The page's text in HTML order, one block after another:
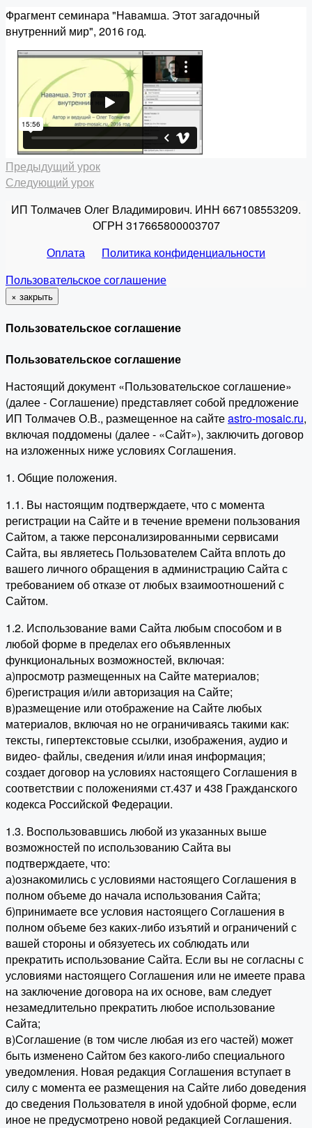
Фрагмент семинара "Навамша. Этот загадочный
внутренний мир", 2016 год.
Предыдущий урок
Следующий урок
ИП Толмачев Олег Владимирович. ИНН 667108553209.
ОГРН 317665800003707
Оплата
Политика конфиденциальности
Пользовательское соглашение
× закрыть
Пользовательское соглашение
Пользовательское соглашение
Настоящий документ «Пользовательское соглашение»
(далее - Соглашение) представляет собой предложение
ИП Толмачев О.В., размещенное на сайтеastro-mosaic.ru,
включая поддомены (далее - «Сайт»), заключить договор
на изложенных ниже условиях Соглашения.
1. Общие положения.
1.1. Вы настоящим подтверждаете, что с момента
регистрации на Сайте и в течение времени пользования
Сайтом, а также персонализированными сервисами
Сайта, вы являетесь Пользователем Сайта вплоть до
вашего личного обращения в администрацию Сайта с
требованием об отказе от любых взаимоотношений с
Сайтом.
1.2. Использование вами Сайта любым способом и в
любой форме в пределах его объявленных
функциональных возможностей, включая:
а)просмотр размещенных на Сайте материалов;
б)регистрация и/или авторизация на Сайте;
в)размещение или отображение на Сайте любых
материалов, включая но не ограничиваясь такими как:
тексты, гипертекстовые ссылки, изображения, аудио и
видео- файлы, сведения и/или иная информация;
создает договор на условиях настоящего Соглашения в
соответствии с положениями ст.437 и 438 Гражданского
кодекса Российской Федерации.
1.3. Воспользовавшись любой из указанных выше
возможностей по использованию Сайта вы
подтверждаете, что:
а)ознакомились с условиями настоящего Соглашения в
полном объеме до начала использования Сайта;
б)принимаете все условия настоящего Соглашения в
полном объеме без каких-либо изъятий и ограничений с
вашей стороны и обязуетесь их соблюдать или
прекратить использование Сайта. Если вы не согласны с
условиями настоящего Соглашения или не имеете права
на заключение договора на их основе, вам следует
незамедлительно прекратить любое использование
Сайта;
в)Соглашение (в том числе любая из его частей) может
быть изменено Сайтом без какого-либо специального
уведомления. Новая редакция Соглашения вступает в
силу с момента ее размещения на Сайте либо доведения
до сведения Пользователя в иной удобной форме, если
иное не предусмотрено новой редакцией Соглашения.